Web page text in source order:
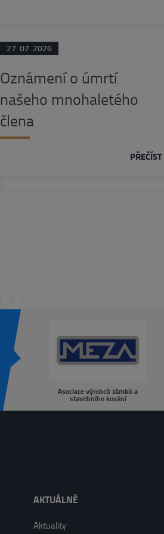
27. 07. 2026
Oznámení o úmrtí
našeho mnohaletého
člena
PŘEČÍST
Asociace výrobců zámků a
stavebního kování
AKTUÁLNĚ
Aktuality